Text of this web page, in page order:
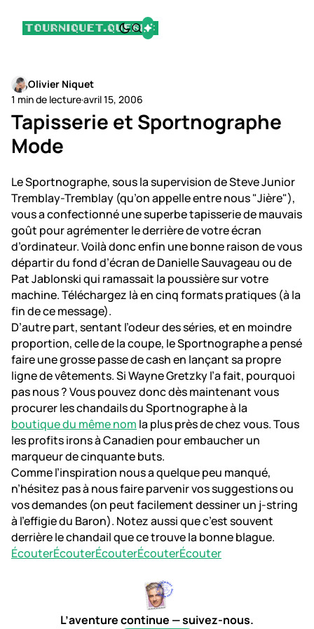
Olivier Niquet
1 min de lecture·avril 15, 2006
Tapisserie et Sportnographe
Mode
Le Sportnographe, sous la supervision de Steve Junior
Tremblay-Tremblay (qu’on appelle entre nous "Jière"),
vous a confectionné une superbe tapisserie de mauvais
goût pour agrémenter le derrière de votre écran
d’ordinateur. Voilà donc enfin une bonne raison de vous
départir du fond d’écran de Danielle Sauvageau ou de
Pat Jablonski qui ramassait la poussière sur votre
machine. Téléchargez là en cinq formats pratiques (à la
fin de ce message).
D’autre part, sentant l’odeur des séries, et en moindre
proportion, celle de la coupe, le Sportnographe a pensé
faire une grosse passe de cash en lançant sa propre
ligne de vêtements. Si Wayne Gretzky l’a fait, pourquoi
pas nous ? Vous pouvez donc dès maintenant vous
procurer les chandails du Sportnographe à la
boutique du même nom la plus près de chez vous. Tous
les profits irons à Canadien pour embaucher un
marqueur de cinquante buts.
Comme l’inspiration nous a quelque peu manqué,
n’hésitez pas à nous faire parvenir vos suggestions ou
vos demandes (on peut facilement dessiner un j-string
à l’effigie du Baron). Notez aussi que c’est souvent
derrière le chandail que ce trouve la bonne blague.
ÉcouterÉcouterÉcouterÉcouterÉcouter
L’aventure continue — suivez-nous.